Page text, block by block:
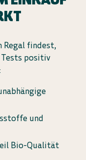
Regal findest,
positiv
und
Bio-Qualität